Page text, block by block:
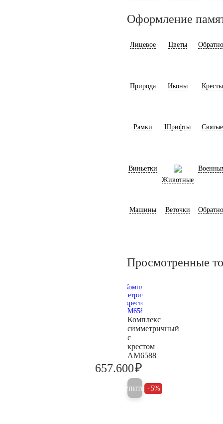
Оформление
Лицевое Цветы
Природа Иконы Кресты
Рамки Шрифты Святые
Виньетки
Животные
Машины Веточки
Просмотренные
Комплекс
симметричный
с
крестом
AM6588
657.600₽
Купить 5%